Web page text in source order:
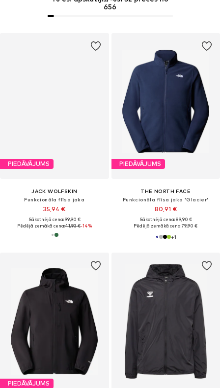
PIEDĀVĀJUMS
JACK WOLFSKIN
Funkcionāla flīsa jaka
35,94 €
Sākotnējā cena: 99,90 €
Pēdējā zemākā cena:41,93 €-14%
656
PIEDĀVĀJUMS
THE NORTH FACE
Funkcionāla flīsa jaka 'Glacier'
80,91 €
Sākotnējā cena: 89,90 €
Pēdējā zemākā cena:79,90 €
+1
PIEDĀVĀJUMS